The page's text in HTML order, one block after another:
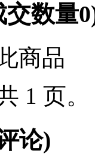
交数量0
商品
1 页。
论)